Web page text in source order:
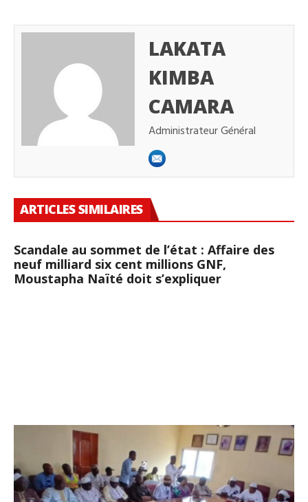
LAKATA
KIMBA
CAMARA
Administrateur Général
ARTICLES SIMILAIRES
Scandale au sommet de l’état : Affaire des
neuf milliard six cent millions GNF,
Moustapha Naïté doit s’expliquer